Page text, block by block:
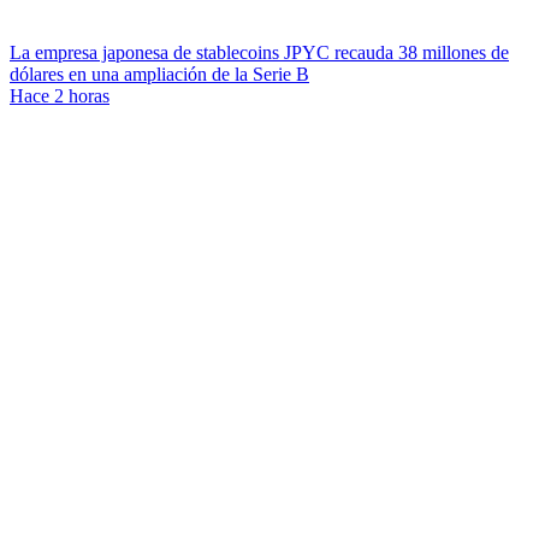
La empresa japonesa de stablecoins JPYC recauda 38 millones de
dólares en una ampliación de la Serie B
Hace 2 horas